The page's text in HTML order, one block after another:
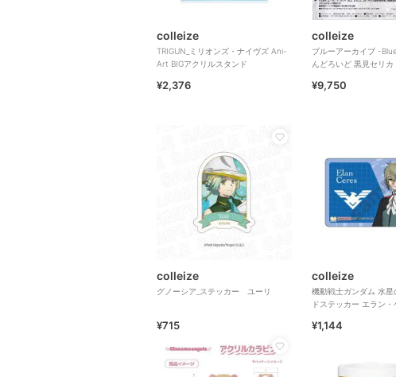
colleize
TRIGUN_ミリオンズ・ナイヴズ Ani-
Art BIGアクリルスタンド
¥2,376
colleize
ブルーアーカイブ -
んどろいど 黒見セリカ
¥9,750
colleize
グノーシア_ステッカー ユーリ
¥715
colleize
機動戦士ガンダム 水星
ドステッカー エラン・
¥1,144